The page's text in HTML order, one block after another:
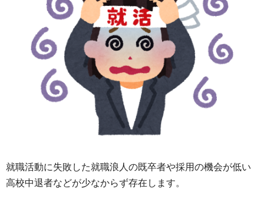
就職活動に失敗した就職浪人の既卒者や採用の機会が低い
高校中退者などが少なからず存在します。